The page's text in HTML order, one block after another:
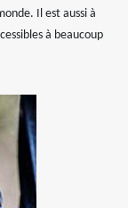
Il est aussi à
à beaucoup